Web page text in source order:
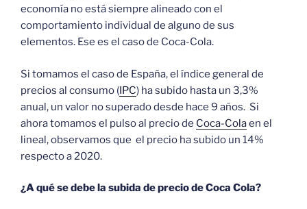
economía no está siempre alineado con el
comportamiento individual de alguno de sus
elementos. Ese es el caso de Coca-Cola.
Si tomamos el caso de España, el índice general de
precios al consumo (IPC) ha subido hasta un 3,3%
anual, un valor no superado desde hace 9 años. Si
ahora tomamos el pulso al precio de Coca-Colaen el
lineal, observamos que el precio ha subido un 14%
respecto a 2020.
¿A qué se debe la subida de precio de Coca Cola?